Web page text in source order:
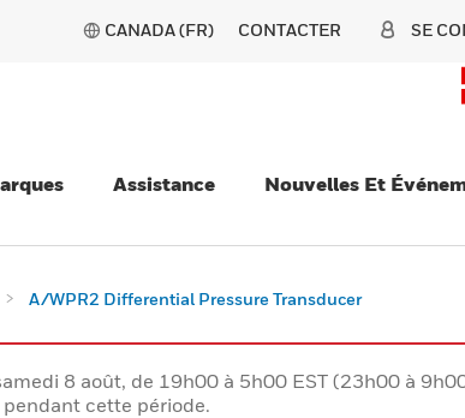
CANADA (FR) CONTACTER SE
Assistance Nouvelles Et
A/WPR2 Differential Pressure Transducer
8 août, de 19h00 à 5h00 EST (23h00 à
cette période.